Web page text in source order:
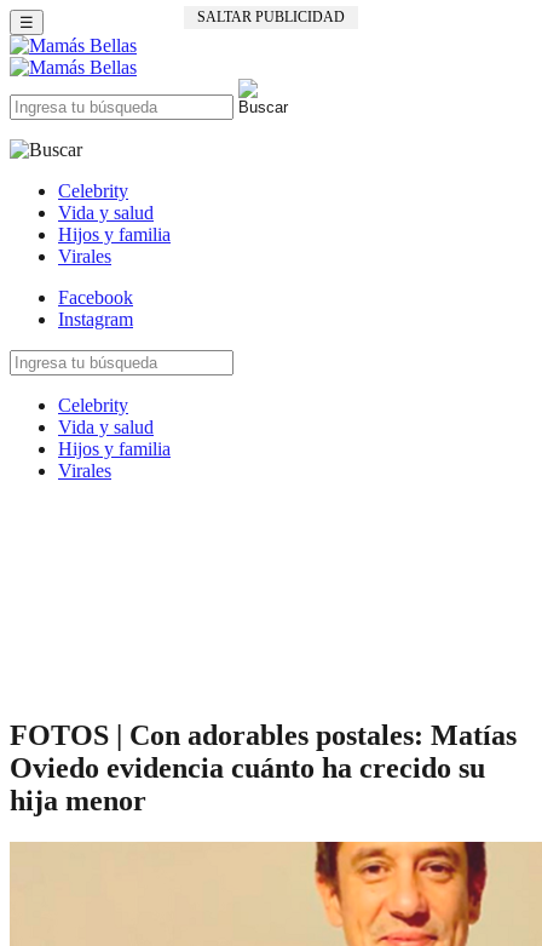
SALTAR PUBLICIDAD
☰
Celebrity
Vida y salud
Hijos y familia
Virales
Facebook
Instagram
Celebrity
Vida y salud
Hijos y familia
Virales
FOTOS | Con adorables postales: Matías
Oviedo evidencia cuánto ha crecido su
hija menor